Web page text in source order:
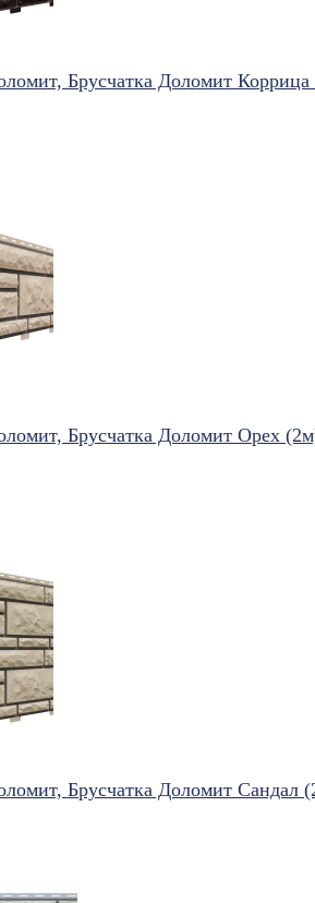
Брусчатка Доломит
Брусчатка Доломит Орех
Брусчатка Доломит Сандал